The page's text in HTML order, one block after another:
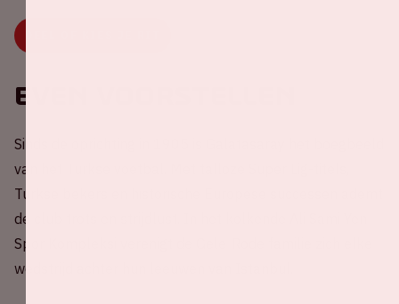
Even voorstellen
Sinds de oprichting in 1905 is Galatasaray het boegbeeld
van het Turkse voetbal. Met talloze Süper Lig-titels,
Turkse bekers en historische Europese successen ademt
de club trots en strijdlust. In het kolkende Ali Sami Yen
Spor Kompleksi verenigt de Gele-Rode familie zich elke
wedstrijd achter hun leeuwen van Istanbul.